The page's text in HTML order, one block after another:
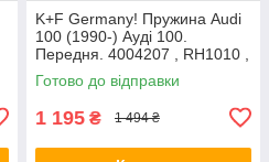
K+F Germany! Пружина Audi
100 (1990-) Ауді 100.
Передня. 4004207 , RH1010 ,
997224. К+Ф Німеччина
Готово до відправки
1 195 ₴ 1 494 ₴